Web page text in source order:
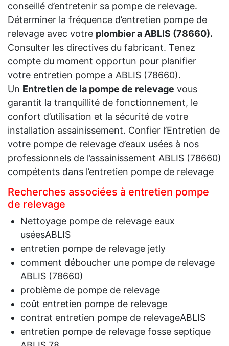
conseillé d’entretenir sa pompe de relevage.
Déterminer la fréquence d’entretien pompe de
relevage avec votre plombier a ABLIS (78660).
Consulter les directives du fabricant. Tenez
compte du moment opportun pour planifier
votre entretien pompe a ABLIS (78660).
Un Entretien de la pompe de relevage vous
garantit la tranquillité de fonctionnement, le
confort d’utilisation et la sécurité de votre
installation assainissement. Confier l’Entretien de
votre pompe de relevage d’eaux usées à nos
professionnels de l’assainissement ABLIS (78660)
compétents dans l’entretien pompe de relevage
Recherches associées à entretien pompe
de relevage
Nettoyage pompe de relevage eaux
uséesABLIS
entretien pompe de relevage jetly
comment déboucher une pompe de relevage
ABLIS (78660)
problème de pompe de relevage
coût entretien pompe de relevage
contrat entretien pompe de relevageABLIS
entretien pompe de relevage fosse septique